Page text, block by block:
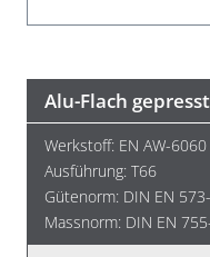
Alu-Flach gepresst
Werkstoff: EN AW-6060
Ausführung: T66
Gütenorm: DIN EN
Massnorm: DIN EN